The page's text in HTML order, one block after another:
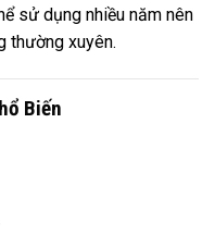
sử dụng nhiều năm nên
thường xuyên.
Biến